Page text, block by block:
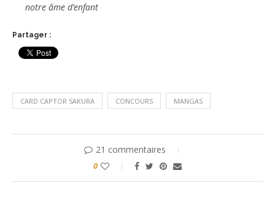
notre âme d’enfant
Partager :
CARD CAPTOR SAKURA CONCOURS MANGAS
21 commentaires
0